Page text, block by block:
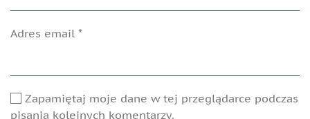
Adres email *
Zapamiętaj moje dane w tej przeglądarce podczas
pisania kolejnych komentarzy.